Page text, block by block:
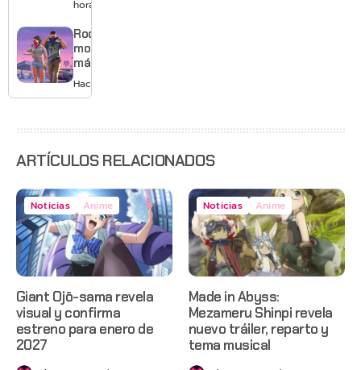
y mucho
Mario
horas
Rockstar
mostrará
más de
GTA 6 en
agosto
Hace 1 día
ARTÍCULOS RELACIONADOS
Noticias Anime
Giant Ojō-sama revela
visual y confirma
estreno para enero de
2027
Noticias Anime
Made in Abyss:
Mezameru Shinpi revela
nuevo tráiler, reparto y
tema musical